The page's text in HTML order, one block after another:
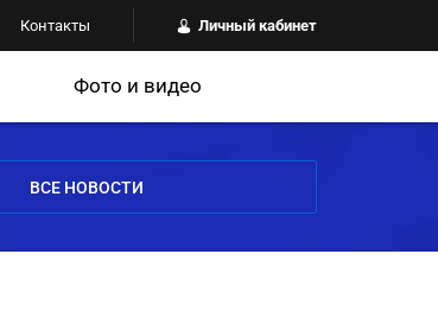
Контакты Личный кабинет
Фото и видео
ВСЕ НОВОСТИ